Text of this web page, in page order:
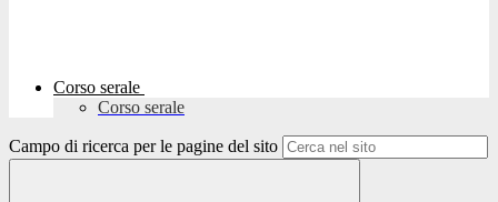
Corso serale
Corso serale
Campo di ricerca per le pagine del sito